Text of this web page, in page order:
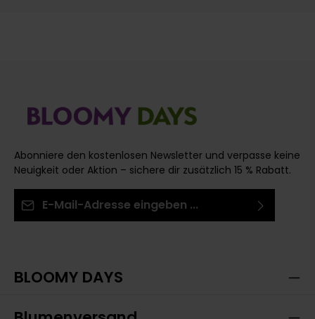
Abonniere den kostenlosen Newsletter und verpasse keine
Neuigkeit oder Aktion – sichere dir zusätzlich 15 % Rabatt.
BLOOMY DAYS